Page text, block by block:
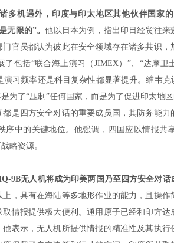
多机遇外，印度与印太地区其他伙伴国家
无限的”。他以日本为例，指出印日经贸往
官员都认为彼此在安全领域存在诸多共识
了包括“联合海上演习（ JIMEX） ”、 “达摩卫
演习频率还是科目复杂性都显著提升。维韦
为了“压制 ”任何国家，而是为了促进印太地
是四方安全对话的重要成员国，其防务能
序中的关键地位。他强调，四国应以情报共
略资源。
9B无人机将成为印美两国乃至四方安全对
上，具有在海陆等多地形作业的能力，且操
情报提供极大便利。通用原子已经和印方
表示，无人机所提供情报的精准性及其执